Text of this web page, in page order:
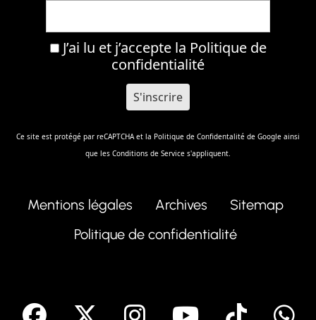
J’ai lu et j’accepte la Politique de
confidentialité
Ce site est protégé par reCAPTCHA et la Politique de Confidentalité de Google ainsi
que les Conditions de Service s'appliquent.
Mentions légales Archives
Sitemap
Politique de confidentialité
facebook Instagram
Youtube
Tik